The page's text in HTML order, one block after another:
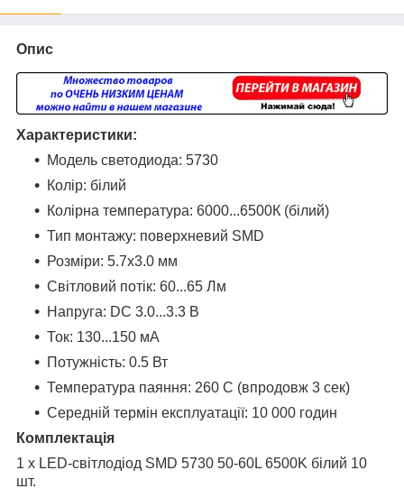
Опис
Характеристики:
Модель светодиода: 5730
Колір: білий
Колірна температура: 6000...6500К (білий)
Тип монтажу: поверхневий SMD
Розміри: 5.7х3.0 мм
Світловий потік: 60...65 Лм
Напруга: DC 3.0...3.3 В
Ток: 130...150 мА
Потужність: 0.5 Вт
Температура паяння: 260 С (впродовж 3 сек)
Середній термін експлуатації: 10 000 годин
Комплектація
1 x LED-світлодіод SMD 5730 50-60L 6500K білий 10
шт.